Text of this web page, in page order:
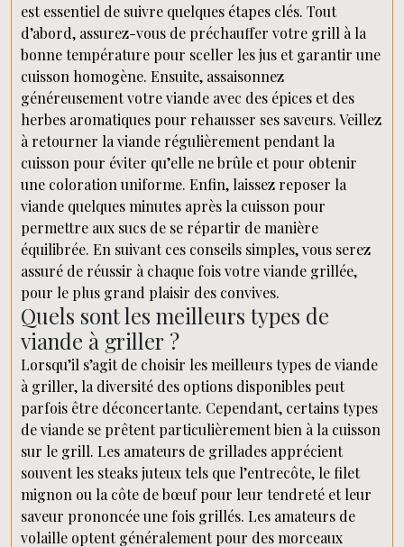
est essentiel de suivre quelques étapes clés. Tout
d’abord, assurez-vous de préchauffer votre grill à la
bonne température pour sceller les jus et garantir une
cuisson homogène. Ensuite, assaisonnez
généreusement votre viande avec des épices et des
herbes aromatiques pour rehausser ses saveurs. Veillez
à retourner la viande régulièrement pendant la
cuisson pour éviter qu’elle ne brûle et pour obtenir
une coloration uniforme. Enfin, laissez reposer la
viande quelques minutes après la cuisson pour
permettre aux sucs de se répartir de manière
équilibrée. En suivant ces conseils simples, vous serez
assuré de réussir à chaque fois votre viande grillée,
pour le plus grand plaisir des convives.
Quels sont les meilleurs types de
viande à griller ?
Lorsqu’il s’agit de choisir les meilleurs types de viande
à griller, la diversité des options disponibles peut
parfois être déconcertante. Cependant, certains types
de viande se prêtent particulièrement bien à la cuisson
sur le grill. Les amateurs de grillades apprécient
souvent les steaks juteux tels que l’entrecôte, le filet
mignon ou la côte de bœuf pour leur tendreté et leur
saveur prononcée une fois grillés. Les amateurs de
volaille optent généralement pour des morceaux